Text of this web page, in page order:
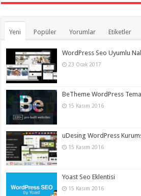
Yeni Popüler Yorumlar Etiketler
WordPress Seo Uyumlu
23 Ocak 2017
BeTheme WordPress
15 Kasım 2016
uDesing WordPress
15 Kasım 2016
Yoast Seo Eklentisi
15 Kasım 2016